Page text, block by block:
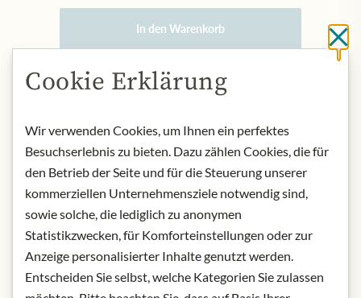
In den Warenkorb
BESCHREIBUNG
Trommelröstung, von Hand geröstet
Röstgrad: mittlere Röstung
Produktbezeichnung: Röstkaffee,
Cookie Erklärung
Wir verwenden Cookies, um Ihnen ein perfektes
Besuchserlebnis zu bieten. Dazu zählen Cookies, die für
den Betrieb der Seite und für die Steuerung unserer
kommerziellen Unternehmensziele notwendig sind,
sowie solche, die lediglich zu anonymen
Statistikzwecken, für Komforteinstellungen oder zur
Anzeige personalisierter Inhalte genutzt werden.
Entscheiden Sie selbst, welche Kategorien Sie zulassen